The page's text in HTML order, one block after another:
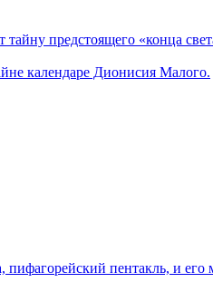
предстоящего «конца
календаре Дионисия Малого.
пифагорейский пентакль, и его